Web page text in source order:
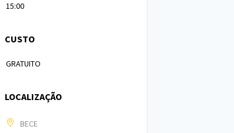
15:00
CUSTO
GRATUITO
LOCALIZAÇÃO
BECE